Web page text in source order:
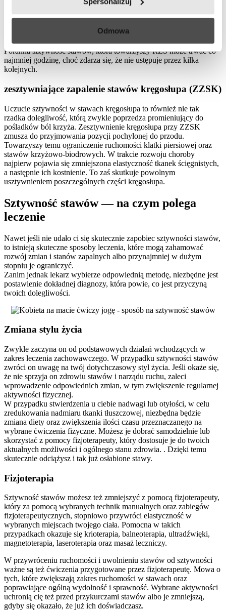
Odmowa
autoimmunologicznych dotykających stawy. Nieleczone
reumatoidalne zapalenie stawówzwykle prowadzi do bardzo
objawy w postaci obrzęku, bólu i sztywności stawów w rękach i
stopach powinny skłonić cię do wizyty u lekarza.
Poranna sztywność stawów, która towarzyszy RZS może trwać co
najmniej godzinę, choć zdarza się, że nie ustępuje przez kilka
kolejnych.
zesztywniające zapalenie stawów kręgosłupa (ZZSK)
Uczucie sztywności w stawach kręgosłupa to również nie tak
rzadka dolegliwość, którą zwykle poprzedza promieniujący do
pośladków ból krzyża. Zesztywnienie kręgosłupa przy ZZSK
zmusza do przyjmowania pozycji pochylonej do przodu.
Towarzyszy temu ograniczenie ruchomości klatki piersiowej oraz
stawów krzyżowo-biodrowych. W trakcie rozwoju choroby
najpierw pojawia się zmniejszona elastyczność tkanek ścięgnistych,
a następnie ich kostnienie. To zaś skutkuje powolnym
usztywnieniem poszczególnych części kręgosłupa.
Sztywność stawów — na czym polega
leczenie
Nawet jeśli nie udało ci się skutecznie zapobiec sztywności stawów,
to istnieją skuteczne sposoby leczenia, które mogą zahamować
rozwój zmian i stanów zapalnych albo przynajmniej w dużym
stopniu je ograniczyć.
Zanim jednak lekarz wybierze odpowiednią metodę, niezbędne jest
postawienie dokładnej diagnozy, która powie, co jest przyczyną
twoich dolegliwości.
Zmiana stylu życia
Zwykle zaczyna on od podstawowych działań wchodzących w
zakres leczenia zachowawczego. W przypadku sztywności stawów
zwróci on uwagę na twój dotychczasowy styl życia. Jeśli okaże się,
że nie sprzyja on zdrowiu stawów i narządu ruchu, zaleci
wprowadzenie odpowiednich zmian, w tym zwiększenie regularnej
aktywności fizycznej.
W przypadku stwierdzenia u ciebie nadwagi lub otyłości, w celu
zredukowania nadmiaru tkanki tłuszczowej, niezbędna będzie
zmiana diety oraz zwiększenia ilości czasu przeznaczanego na
wybrane ćwiczenia fizyczne. Możesz je dobrać samodzielnie lub
skorzystać z pomocy fizjoterapeuty, który dostosuje je do twoich
aktualnych możliwości i ogólnego stanu zdrowia. . Dzięki temu
skutecznie odciążysz i tak już osłabione stawy.
Fizjoterapia
Sztywność stawów możesz też zmniejszyć z pomocą fizjoterapeuty,
który za pomocą wybranych technik manualnych oraz zabiegów
fizjoterapeutycznych, stopniowo przywróci elastyczność w
wybranych miejscach twojego ciała. Pomocna w takich
przypadkach okazuje się krioterapia, balneoterapia, ultradźwięki,
magnetoterapia, laseroterapia oraz masaż leczniczy.
W przywróceniu ruchomości i uwolnieniu stawów od sztywności
ważne są też ćwiczenia przygotowane przez fizjoterapeutę. Mowa o
tych, które zwiększają zakres ruchomości w stawach oraz
poprawiające ogólną wydolność i sprawność. Wybrane aktywności
uchronią cię też przed przykurczami stawów albo je zmniejszą,
gdyby się okazało, że już ich doświadczasz.